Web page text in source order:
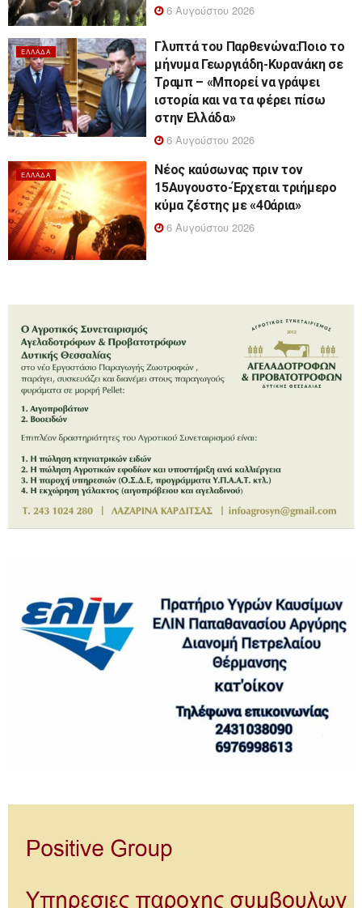
6 Αυγούστου 2026
ΕΛΛΆΔΑ
Γλυπτά του Παρθενώνα:Ποιο το
μήνυμα Γεωργιάδη-Κυρανάκη σε
Τραμπ – «Μπορεί να γράψει
ιστορία και να τα φέρει πίσω
στην Ελλάδα»
6 Αυγούστου 2026
ΕΛΛΆΔΑ
Νέος καύσωνας πριν τον
15Αυγουστο-Έρχεται τριήμερο
κύμα ζέστης με «40άρια»
6 Αυγούστου 2026